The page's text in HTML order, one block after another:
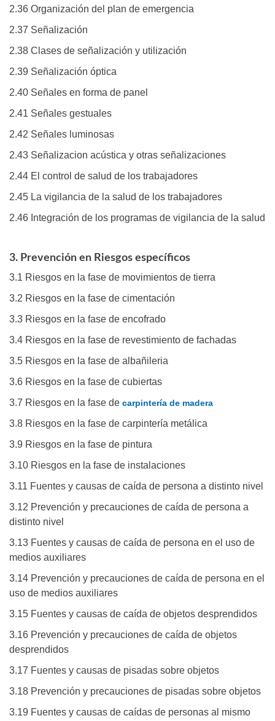
2.36 Organización del plan de emergencia
2.37 Señalización
2.38 Clases de señalización y utilización
2.39 Señalización óptica
2.40 Señales en forma de panel
2.41 Señales gestuales
2.42 Señales luminosas
2.43 Señalizacion acústica y otras señalizaciones
2.44 El control de salud de los trabajadores
2.45 La vigilancia de la salud de los trabajadores
2.46 Integración de los programas de vigilancia de la salud
3. Prevención en Riesgos específicos
3.1 Riesgos en la fase de movimientos de tierra
3.2 Riesgos en la fase de cimentación
3.3 Riesgos en la fase de encofrado
3.4 Riesgos en la fase de revestimiento de fachadas
3.5 Riesgos en la fase de albañileria
3.6 Riesgos en la fase de cubiertas
3.7 Riesgos en la fase de carpintería de madera
3.8 Riesgos en la fase de carpintería metálica
3.9 Riesgos en la fase de pintura
3.10 Riesgos en la fase de instalaciones
3.11 Fuentes y causas de caída de persona a distinto nivel
3.12 Prevención y precauciones de caída de persona a
distinto nivel
3.13 Fuentes y causas de caída de persona en el uso de
medios auxiliares
3.14 Prevención y precauciones de caída de persona en el
uso de medios auxiliares
3.15 Fuentes y causas de caída de objetos desprendidos
3.16 Prevención y precauciones de caída de objetos
desprendidos
3.17 Fuentes y causas de pisadas sobre objetos
3.18 Prevención y precauciones de pisadas sobre objetos
3.19 Fuentes y causas de caídas de personas al mismo